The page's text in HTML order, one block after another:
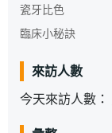
瓷牙比色
臨床小秘訣
來訪人數
今天來訪人數：